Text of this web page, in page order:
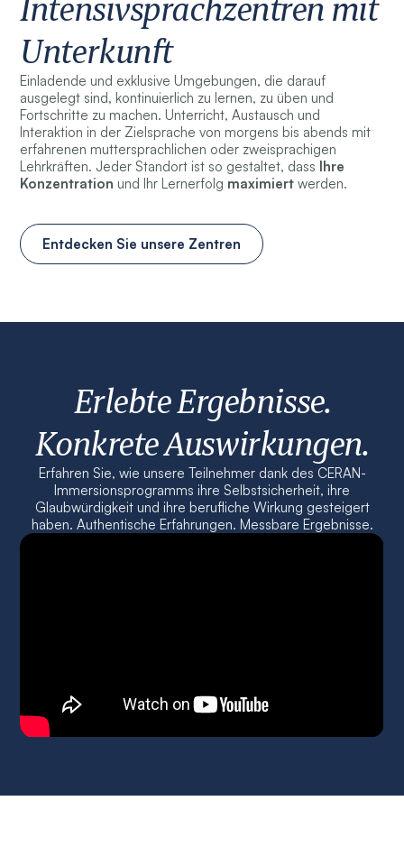
Intensivsprachzentren mit
Unterkunft
Einladende und exklusive Umgebungen, die darauf
ausgelegt sind, kontinuierlich zu lernen, zu üben und
Fortschritte zu machen. Unterricht, Austausch und
Interaktion in der Zielsprache von morgens bis abends mit
erfahrenen muttersprachlichen oder zweisprachigen
Lehrkräften. Jeder Standort ist so gestaltet, dass Ihre
Konzentration und Ihr Lernerfolg maximiertwerden.
Entdecken Sie unsere Zentren
Erlebte Ergebnisse.
Konkrete Auswirkungen.
Erfahren Sie, wie unsere Teilnehmer dank des CERAN-
Immersionsprogramms ihre Selbstsicherheit, ihre
Glaubwürdigkeit und ihre berufliche Wirkung gesteigert
haben. Authentische Erfahrungen. Messbare Ergebnisse.